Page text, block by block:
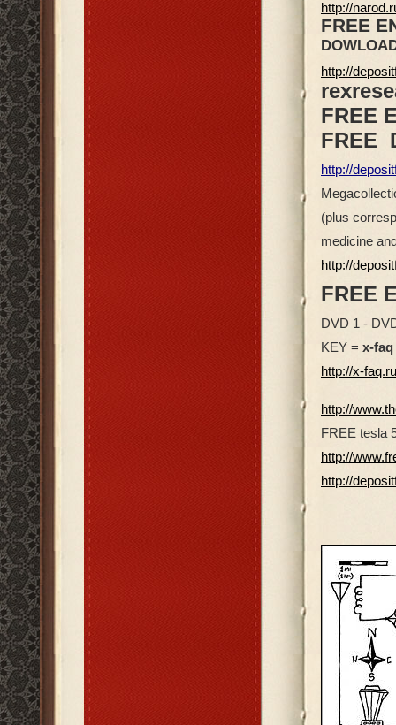
http://
FREE
http://
FREE
FREE
http://
(plus
medicine
http://
FREE
DVD 1 -
KEY = x-faq
http://x-
http://
FREE tesla
http://
http://